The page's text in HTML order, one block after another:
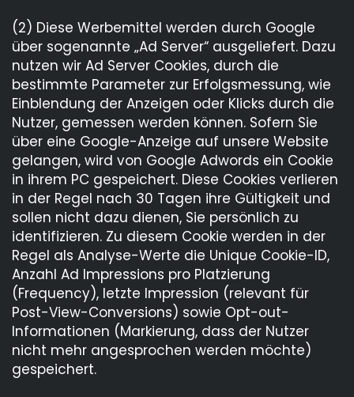
(2) Diese Werbemittel werden durch Google
über sogenannte „Ad Server“ ausgeliefert. Dazu
nutzen wir Ad Server Cookies, durch die
bestimmte Parameter zur Erfolgsmessung, wie
Einblendung der Anzeigen oder Klicks durch die
Nutzer, gemessen werden können. Sofern Sie
über eine Google-Anzeige auf unsere Website
gelangen, wird von Google Adwords ein Cookie
in ihrem PC gespeichert. Diese Cookies verlieren
in der Regel nach 30 Tagen ihre Gültigkeit und
sollen nicht dazu dienen, Sie persönlich zu
identifizieren. Zu diesem Cookie werden in der
Regel als Analyse-Werte die Unique Cookie-ID,
Anzahl Ad Impressions pro Platzierung
(Frequency), letzte Impression (relevant für
Post-View-Conversions) sowie Opt-out-
Informationen (Markierung, dass der Nutzer
nicht mehr angesprochen werden möchte)
gespeichert.